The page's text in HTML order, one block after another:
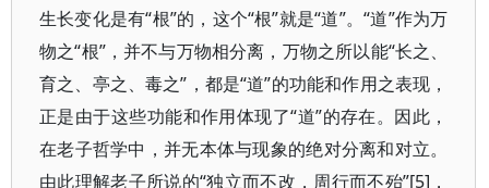
生长变化是有“根”的，这个“根”就是“道”。“道”作为万
物之“根”，并不与万物相分离，万物之所以能“长之、
育之、亭之、毒之”，都是“道”的功能和作用之表现，
正是由于这些功能和作用体现了“道”的存在。因此，
在老子哲学中，并无本体与现象的绝对分离和对立。
由此理解老子所说的“独立而不改，周行而不殆”[5]，